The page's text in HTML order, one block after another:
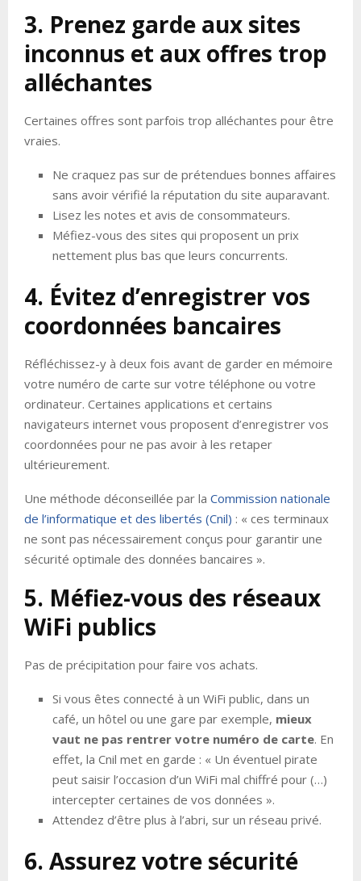
3. Prenez garde aux sites
inconnus et aux offres trop
alléchantes
Certaines offres sont parfois trop alléchantes pour être
vraies.
Ne craquez pas sur de prétendues bonnes affaires
sans avoir vérifié la réputation du site auparavant.
Lisez les notes et avis de consommateurs.
Méfiez-vous des sites qui proposent un prix
nettement plus bas que leurs concurrents.
4. Évitez d’enregistrer vos
coordonnées bancaires
Réfléchissez-y à deux fois avant de garder en mémoire
votre numéro de carte sur votre téléphone ou votre
ordinateur. Certaines applications et certains
navigateurs internet vous proposent d’enregistrer vos
coordonnées pour ne pas avoir à les retaper
ultérieurement.
Une méthode déconseillée par la Commission nationale
de l’informatique et des libertés (Cnil) : « ces terminaux
ne sont pas nécessairement conçus pour garantir une
sécurité optimale des données bancaires ».
5. Méfiez-vous des réseaux
WiFi publics
Pas de précipitation pour faire vos achats.
Si vous êtes connecté à un WiFi public, dans un
café, un hôtel ou une gare par exemple, mieux
vaut ne pas rentrer votre numéro de carte. En
effet, la Cnil met en garde : « Un éventuel pirate
peut saisir l’occasion d’un WiFi mal chiffré pour (…)
intercepter certaines de vos données ».
Attendez d’être plus à l’abri, sur un réseau privé.
6. Assurez votre sécurité